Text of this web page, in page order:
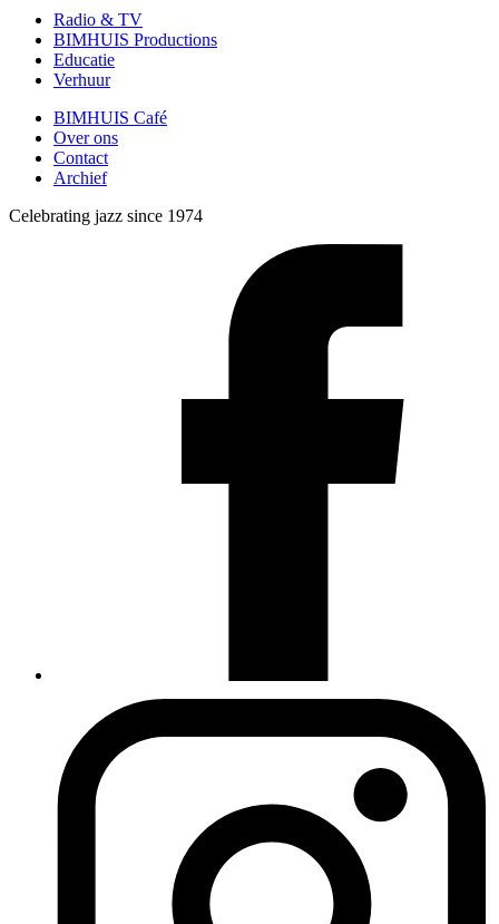
Radio & TV
BIMHUIS Productions
Educatie
Verhuur
BIMHUIS Café
Over ons
Contact
Archief
Celebrating jazz since 1974